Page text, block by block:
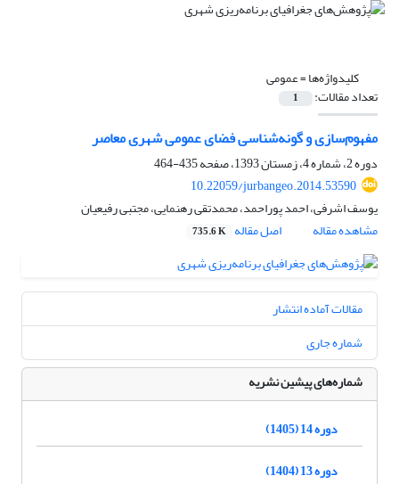
کلیدواژه‌ها =عمومی
تعداد مقالات: 1
مفهوم‌سازی و گونه‌شناسی فضای عمومی شهری معاصر
دوره 2، شماره 4، زمستان 1393، صفحه
435-464
10.22059/jurbangeo.2014.53590
یوسف اشرفی، احمد پوراحمد، محمدتقی رهنمایی، مجتبی رفیعیان
مشاهده مقاله
اصل مقاله 735.6 K
مقالات آماده انتشار
شماره جاری
شماره‌های پیشین نشریه
دوره 14 (1405)
دوره 13 (1404)